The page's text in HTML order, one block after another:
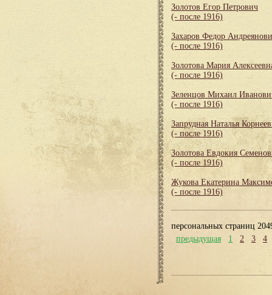
Золотов Егор Петрович
(- после 1916)
Захаров Федор
(- после 1916)
Золотова Мария
(- после 1916)
Зеленцов Михаил
(- после 1916)
Запрудная Наталья
(- после 1916)
Золотова Евдокия
(- после 1916)
Жукова Екатерина
(- после 1916)
персональных страниц
предыдущая
1 2 3 4